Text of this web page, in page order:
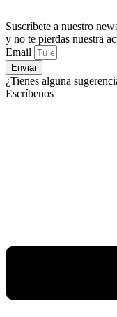
Suscríbete a nuestro
y no te pierdas nuestra
Email
Enviar
¿Tienes alguna
Escríbenos